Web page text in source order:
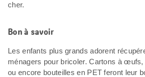
cher.
Bon à savoir
Les enfants plus grands adorent
ménagers pour bricoler. Cartons à œufs,
ou encore bouteilles en PET feront leur